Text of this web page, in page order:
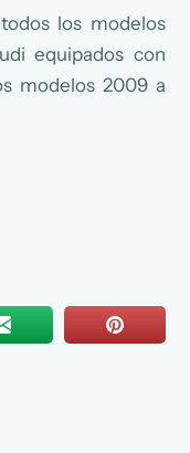
los modelos
equipados con
modelos 2009 a